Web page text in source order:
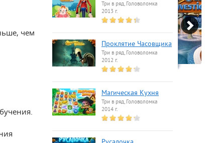
чем
Три в ряд, Головоломка
2013 г.
Проклятие Часовщика
Три в ряд, Головоломка
2012 г.
Магическая Кухня
Три в ряд, Головоломка
2014 г.